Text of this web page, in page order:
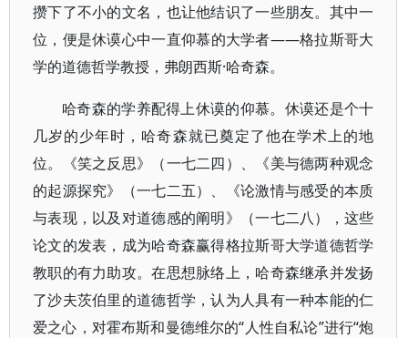
攒下了不小的文名，也让他结识了一些朋友。其中一
位，便是休谟心中一直仰慕的大学者——格拉斯哥大
学的道德哲学教授，弗朗西斯·哈奇森。
哈奇森的学养配得上休谟的仰慕。休谟还是个十
几岁的少年时，哈奇森就已奠定了他在学术上的地
位。《笑之反思》（一七二四）、《美与德两种观念
的起源探究》（一七二五）、《论激情与感受的本质
与表现，以及对道德感的阐明》（一七二八），这些
论文的发表，成为哈奇森赢得格拉斯哥大学道德哲学
教职的有力助攻。在思想脉络上，哈奇森继承并发扬
了沙夫茨伯里的道德哲学，认为人具有一种本能的仁
爱之心，对霍布斯和曼德维尔的“人性自私论”进行“炮